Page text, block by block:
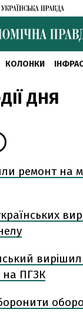
КОЛОНКИ
ДНЯ
ремонт на
на ПГЗК